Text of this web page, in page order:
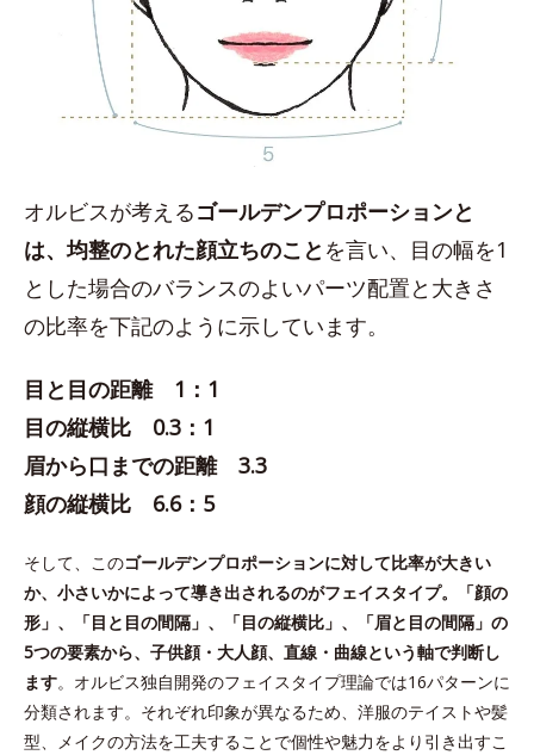
オルビスが考えるゴールデンプロポーションと
は、均整のとれた顔立ちのこと を言い、目の幅を1
とした場合のバランスのよいパーツ配置と大きさ
の比率を下記のように示しています。
目と目の距離 1：1
目の縦横比 0.3：1
眉から口までの距離 3.3
顔の縦横比 6.6：5
そして、このゴールデンプロポーションに対して比率が大きい
か、小さいかによって導き出されるのがフェイスタイプ。「顔の
形」、「目と目の間隔」、「目の縦横比」、「眉と目の間隔」の
5つの要素から、子供顔・大人顔、直線・曲線という軸で判断し
ます。オルビス独自開発のフェイスタイプ理論では16パターンに
分類されます。それぞれ印象が異なるため、洋服のテイストや髪
型、メイクの方法を工夫することで個性や魅力をより引き出すこ